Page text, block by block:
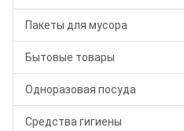
Пакеты для мусора
Бытовые товары
Одноразовая посуда
Средства гигиены